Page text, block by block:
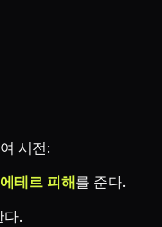
시전:
에테르 피해를 준다.
다.